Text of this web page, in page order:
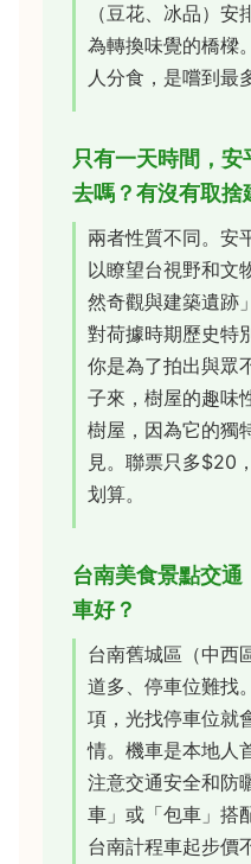
（豆花、冰品）
為轉換味覺的橋樑
人分食，是嚐到最
只有一天時間，
去嗎？有沒有取捨
兩者性質不同。安
以瞭望台視野和文
然奇觀與建築遺跡
對荷據時期歷史特
你是為了拍出與眾
子來，樹屋的趣味
樹屋，因為它的獨
見。聯票只多$20
划算。
台南美食景點交
車好？
台南舊城區（中西
道多、停車位難找
項，光找停車位就
情。機車是本地人
注意交通安全和防
車」或「包車」搭
台南計程車起步價